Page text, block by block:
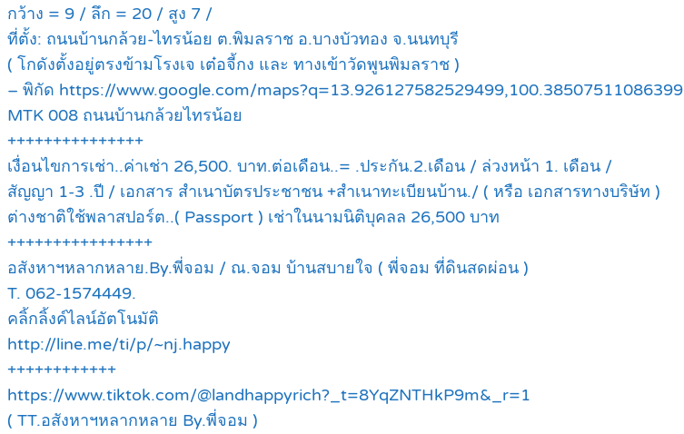
กว้าง = 9 / ลึก = 20 / สูง 7 /
ที่ตั้ง: ถนนบ้านกล้วย-ไทรน้อย ต.พิมลราช อ.บางบัวทอง จ.นนทบุรี
( โกดังตั้งอยู่ตรงข้ามโรงเจ เต๋อจี้กง และ ทางเข้าวัดพูนพิมลราช )
– พิกัด https://www.google.com/maps?q=13.926127582529499,100.38507511086399
MTK 008 ถนนบ้านกล้วยไทรน้อย
+++++++++++++++
เงื่อนไขการเช่า..ค่าเช่า 26,500. บาท.ต่อเดือน..= .ประกัน.2.เดือน / ล่วงหน้า 1. เดือน /
สัญญา 1-3 .ปี / เอกสาร สำเนาบัตรประชาชน +สำเนาทะเบียนบ้าน./ ( หรือ เอกสารทางบริษัท )
ต่างชาติใช้พลาสปอร์ต..( Passport ) เช่าในนามนิติบุคลล 26,500 บาท
++++++++++++++++
อสังหาฯหลากหลาย.By.พี่จอม / ณ.จอม บ้านสบายใจ ( พี่จอม ที่ดินสดผ่อน )
T. 062-1574449.
คลิ้กลิ้งค์ไลน์อัตโนมัติ
http://line.me/ti/p/~nj.happy
++++++++++++
https://www.tiktok.com/@landhappyrich?_t=8YqZNTHkP9m&_r=1
( TT.อสังหาฯหลากหลาย By.พี่จอม )